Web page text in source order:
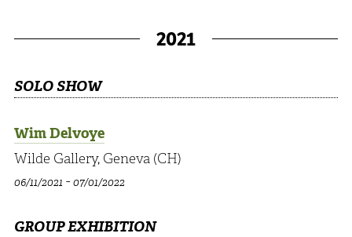
2021
SOLO SHOW
Wim Delvoye
Wilde Gallery, Geneva (CH)
06/11/2021 -07/01/2022
GROUP EXHIBITION